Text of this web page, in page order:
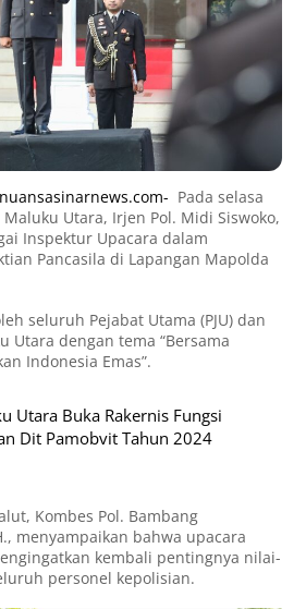
Pada selasa
Utara, Irjen Pol. Midi Siswoko,
Inspektur Upacara dalam
Pancasila di Lapangan Mapolda
seluruh Pejabat Utama (PJU) dan
Utara dengan tema “Bersama
Indonesia Emas”.
Utara Buka Rakernis Fungsi
Dit Pamobvit Tahun 2024
Kombes Pol. Bambang
menyampaikan bahwa upacara
kembali pentingnya nilai-
personel kepolisian.